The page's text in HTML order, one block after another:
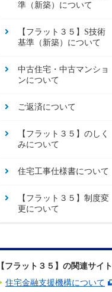
準（新築）について
【フラット３５】S技術
基準（新築）について
中古住宅・中古マンショ
ンについて
ご返済について
【フラット３５】のしく
みについて
住宅工事仕様書について
【フラット３５】制度変
更について
【フラット３５】の関連サイト
住宅金融支援機構について